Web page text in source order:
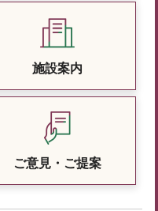
施設案内
ご意見・ご提案